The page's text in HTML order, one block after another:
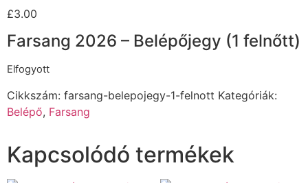
£3.00
Farsang 2026 – Belépőjegy (1 felnőtt)
Elfogyott
Cikkszám: farsang-belepojegy-1-felnott Kategóriák:
Belépő, Farsang
Kapcsolódó termékek